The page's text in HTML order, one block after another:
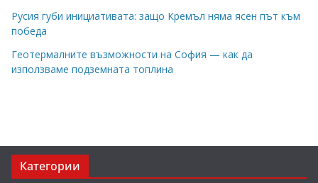
Русия губи инициативата: защо Кремъл няма ясен път към
победа
Геотермалните възможности на София — как да
използваме подземната топлина
Категории